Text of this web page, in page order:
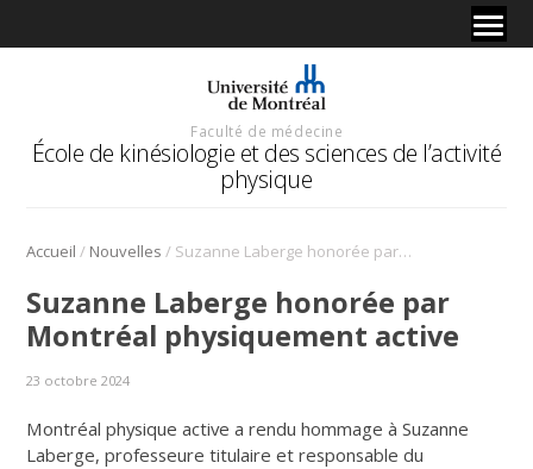
Faculté de médecine
École de kinésiologie et des sciences de l’activité
physique
Accueil / Nouvelles / Suzanne Laberge honorée par Montréal physiquement active
Suzanne Laberge honorée par
Montréal physiquement active
23 octobre 2024
Montréal physique active a rendu hommage à Suzanne
Laberge, professeure titulaire et responsable du